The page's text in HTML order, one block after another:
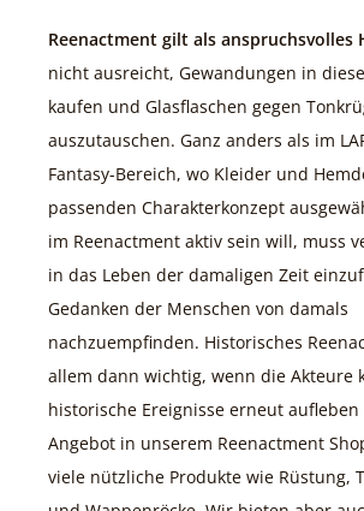
Reenactment gilt als anspruchsvolles
nicht ausreicht, Gewandungen in
kaufen und Glasflaschen gegen
auszutauschen. Ganz anders als im
Fantasy-Bereich, wo Kleider und
passenden Charakterkonzept
im Reenactment aktiv sein will, muss
in das Leben der damaligen Zeit
Gedanken der Menschen von damals
nachzuempfinden. Historisches
allem dann wichtig, wenn die Akteure
historische Ereignisse erneut aufleben
Angebot in unserem Reenactment
viele nützliche Produkte wie Rüstung,